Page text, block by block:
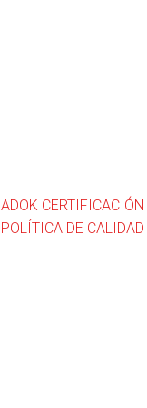
ADOK CERTIFICACIÓN
POLÍTICA DE CALIDAD